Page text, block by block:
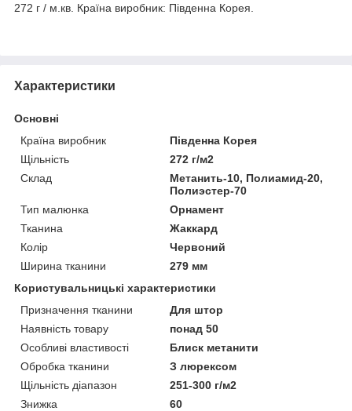
272 г / м.кв. Країна виробник: Південна Корея.
Характеристики
Основні
Країна виробник
Південна Корея
Щільність
272 г/м2
Склад
Метанить-10, Полиамид-20,
Полиэстер-70
Тип малюнка
Орнамент
Тканина
Жаккард
Колір
Червоний
Ширина тканини
279 мм
Користувальницькі характеристики
Призначення тканини
Для штор
Наявність товару
понад 50
Особливі властивості
Блиск метанити
Обробка тканини
З люрексом
Щільність діапазон
251-300 г/м2
Знижка
60